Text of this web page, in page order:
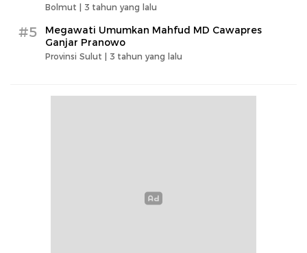
Bolmut | 3 tahun yang lalu
#5
Megawati Umumkan Mahfud MD Cawapres
Ganjar Pranowo
Provinsi Sulut | 3 tahun yang lalu